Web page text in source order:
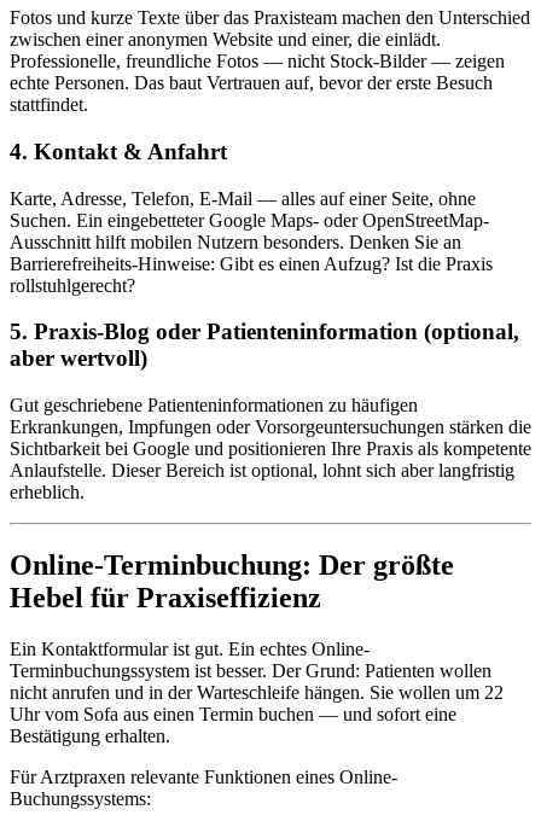
Fotos und kurze Texte über das Praxisteam machen den Unterschied
zwischen einer anonymen Website und einer, die einlädt.
Professionelle, freundliche Fotos — nicht Stock-Bilder — zeigen
echte Personen. Das baut Vertrauen auf, bevor der erste Besuch
stattfindet.
4. Kontakt & Anfahrt
Karte, Adresse, Telefon, E-Mail — alles auf einer Seite, ohne
Suchen. Ein eingebetteter Google Maps- oder OpenStreetMap-
Ausschnitt hilft mobilen Nutzern besonders. Denken Sie an
Barrierefreiheits-Hinweise: Gibt es einen Aufzug? Ist die Praxis
rollstuhlgerecht?
5. Praxis-Blog oder Patienteninformation (optional,
aber wertvoll)
Gut geschriebene Patienteninformationen zu häufigen
Erkrankungen, Impfungen oder Vorsorgeuntersuchungen stärken die
Sichtbarkeit bei Google und positionieren Ihre Praxis als kompetente
Anlaufstelle. Dieser Bereich ist optional, lohnt sich aber langfristig
erheblich.
Online-Terminbuchung: Der größte
Hebel für Praxiseffizienz
Ein Kontaktformular ist gut. Ein echtes Online-
Terminbuchungssystem ist besser. Der Grund: Patienten wollen
nicht anrufen und in der Warteschleife hängen. Sie wollen um 22
Uhr vom Sofa aus einen Termin buchen — und sofort eine
Bestätigung erhalten.
Für Arztpraxen relevante Funktionen eines Online-
Buchungssystems: